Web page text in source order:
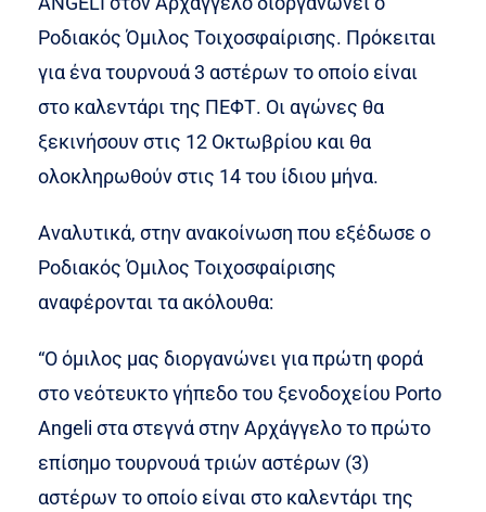
Ροδιακός Όμιλος Τοιχοσφαίρισης. Πρόκειται
για ένα τουρνουά 3 αστέρων το οποίο είναι
στο καλεντάρι της ΠΕΦΤ. Οι αγώνες θα
ξεκινήσουν στις 12 Οκτωβρίου και θα
ολοκληρωθούν στις 14 του ίδιου μήνα.
Αναλυτικά, στην ανακοίνωση που εξέδωσε ο
Ροδιακός Όμιλος Τοιχοσφαίρισης
αναφέρονται τα ακόλουθα:
“O όμιλος μας διοργανώνει για πρώτη φορά
στο νεότευκτο γήπεδο του ξενοδοχείου Porto
Angeli στα στεγνά στην Αρχάγγελο το πρώτο
επίσημο τουρνουά τριών αστέρων (3)
αστέρων το οποίο είναι στο καλεντάρι της